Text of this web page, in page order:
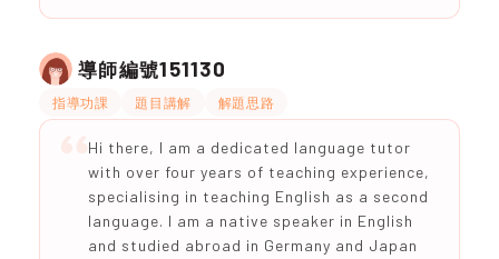
導師編號151130
指導功課 題目講解 解題思路
Hi there, I am a dedicated language tutor
with over four years of teaching experience,
specialising in teaching English as a second
language. I am a native speaker in English
and studied abroad in Germany and Japan